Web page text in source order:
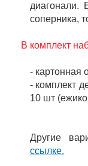
диагонали.
соперника,
В комплект
- картонная
- комплект
10 шт
Другие
ссылке.